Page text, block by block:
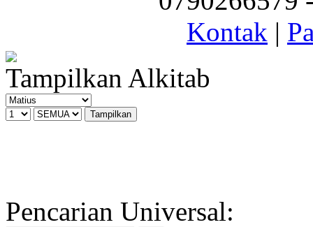
Kontak |
Tampilkan Alkitab
Pencarian Universal: